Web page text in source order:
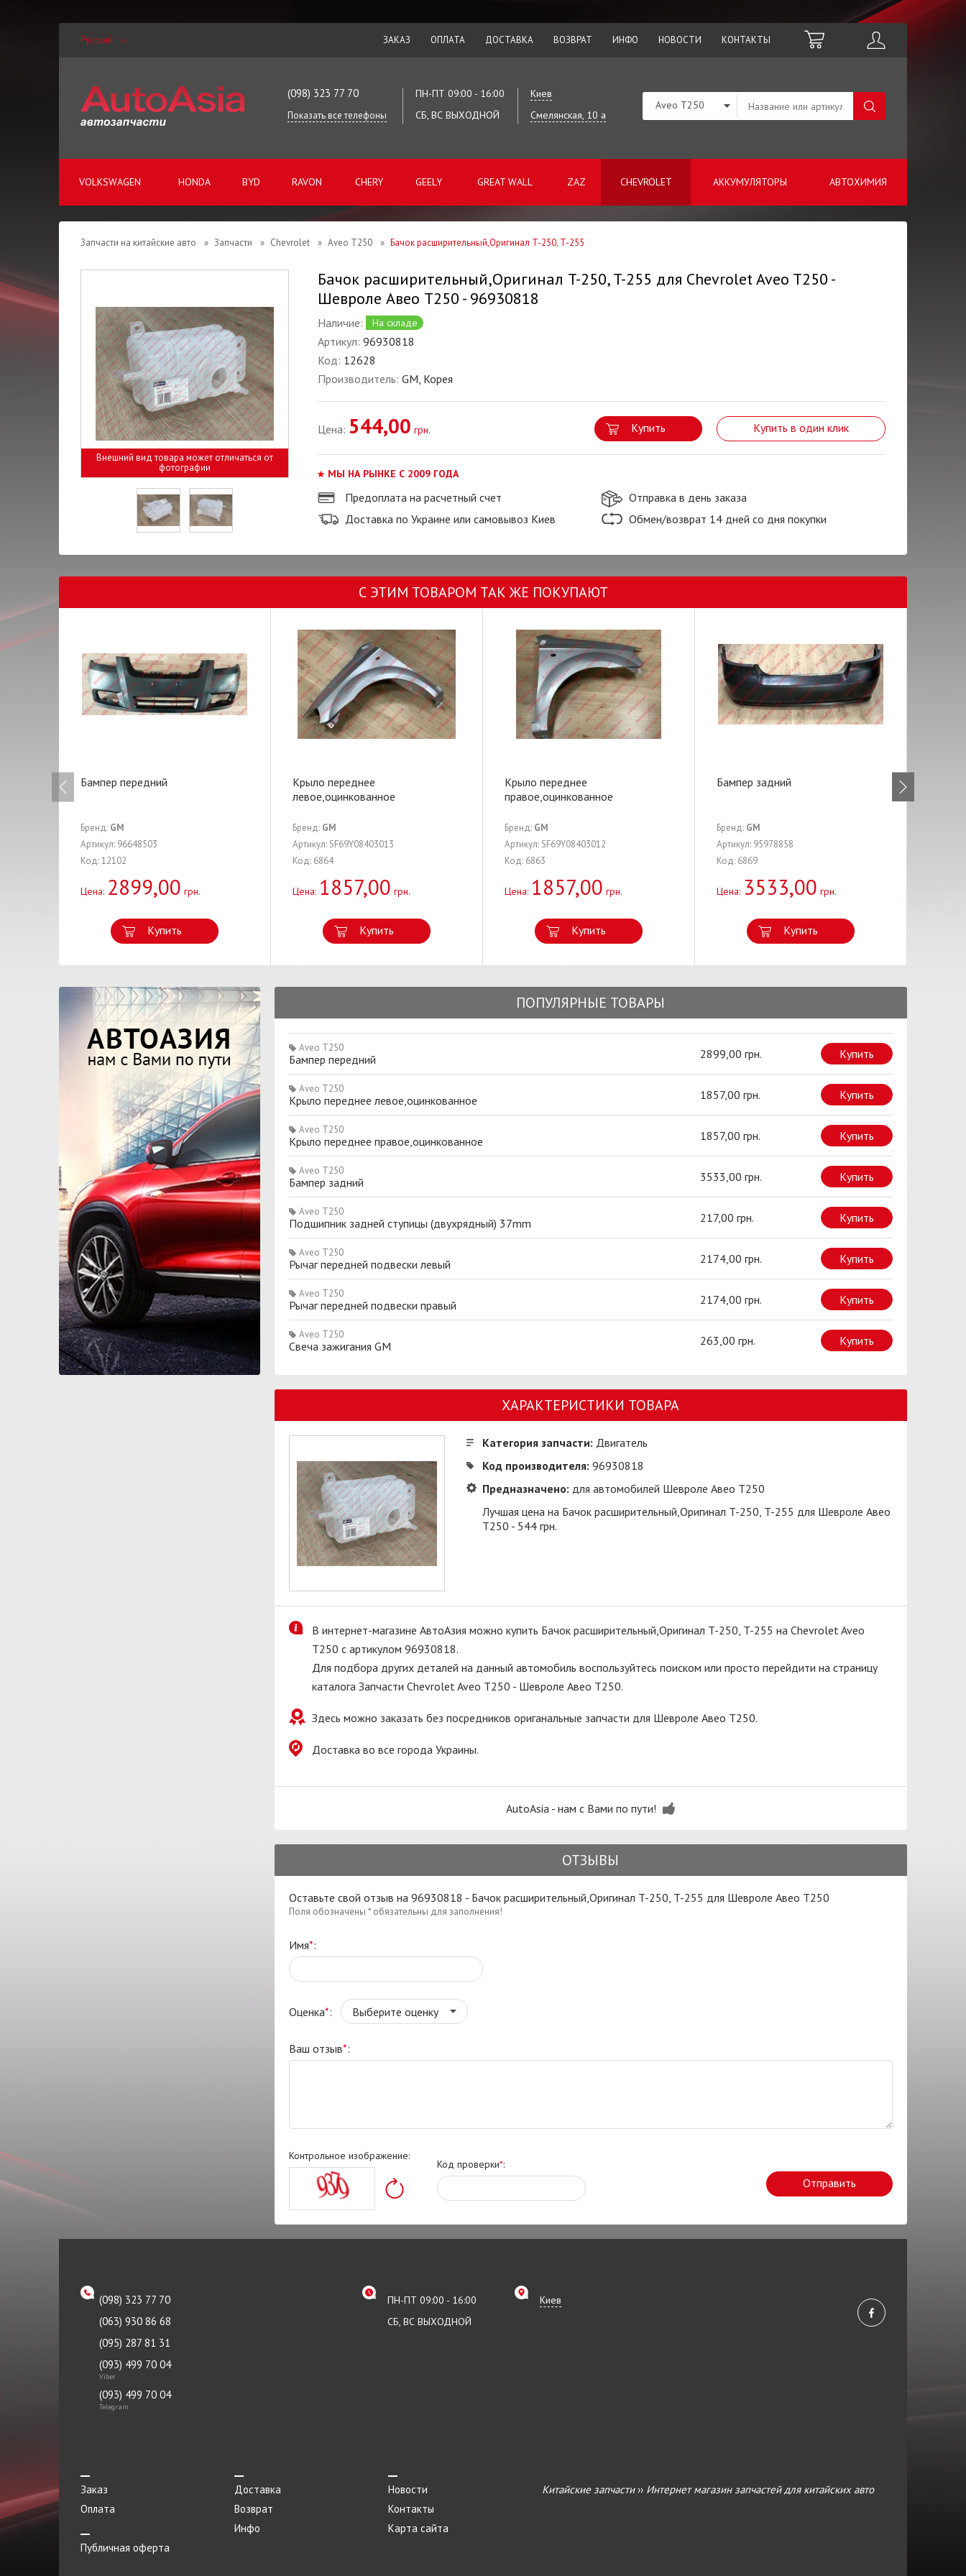
Русский ЗАКАЗ ОПЛАТА ДОСТАВКА ВОЗВРАТ ИНФО НОВОСТИ КОНТАКТЫ
(098) 323 77 70
Показать все телефоны
ПН-ПТ 09:00 - 16:00
СБ, ВС ВЫХОДНОЙ
Киев
Смелянская, 10 а
VOLKSWAGEN HONDA BYD RAVON CHERY GEELY GREAT WALL ZAZ CHEVROLET АККУМУЛЯТОРЫ АВТОХИМИЯ
Aveo T250
Запчасти на китайские авто » Запчасти » Chevrolet » Aveo T250 » Бачок расширительный,Оригинал T-250, T-255
Внешний вид товара может отличаться от
фотографии
Бачок расширительный,Оригинал T-250, T-255 для Chevrolet Aveo T250 -
Шевроле Авео Т250 - 96930818
Наличие: На складе
Артикул: 96930818
Код: 12628
Производитель: GM, Корея
Цена: 544,00 грн. Купить Купить в один клик
МЫ НА РЫНКЕ С 2009 ГОДА
Предоплата на расчетный счет
Отправка в день заказа
Доставка по Украине или самовывоз Киев
Обмен/возврат 14 дней со дня покупки
С ЭТИМ ТОВАРОМ ТАК ЖЕ ПОКУПАЮТ
Бампер передний
Бренд: GM
Артикул: 96648503
Код: 12102
Цена: 2899,00 грн.
Купить
Крыло переднее
левое,оцинкованное
Бренд: GM
Артикул: SF69Y08403013
Код: 6864
Цена: 1857,00 грн.
Купить
Крыло переднее
правое,оцинкованное
Бренд: GM
Артикул: SF69Y08403012
Код: 6863
Цена: 1857,00 грн.
Купить
Бампер задний
Бренд: GM
Артикул: 95978858
Код: 6869
Цена: 3533,00 грн.
Купить
ПОПУЛЯРНЫЕ ТОВАРЫ
Aveo T250
Бампер передний 2899,00 грн. Купить
Aveo T250
Крыло переднее левое,оцинкованное 1857,00 грн. Купить
Aveo T250
Крыло переднее правое,оцинкованное 1857,00 грн. Купить
Aveo T250
Бампер задний 3533,00 грн. Купить
Aveo T250
Подшипник задней ступицы (двухрядный) 37mm 217,00 грн. Купить
Aveo T250
Рычаг передней подвески левый 2174,00 грн. Купить
Aveo T250
Рычаг передней подвески правый 2174,00 грн. Купить
Aveo T250
Свеча зажигания GM 263,00 грн. Купить
ХАРАКТЕРИСТИКИ ТОВАРА
Категория запчасти: Двигатель
Код производителя: 96930818
Предназначено: для автомобилей Шевроле Авео Т250
Лучшая цена на Бачок расширительный,Оригинал T-250, T-255 для Шевроле Авео
Т250 - 544 грн.
В интернет-магазине АвтоАзия можно купить Бачок расширительный,Оригинал T-250, T-255 на Chevrolet Aveo
T250 с артикулом 96930818.
Для подбора других деталей на данный автомобиль воспользуйтесь поиском или просто перейдити на страницу
каталога Запчасти Chevrolet Aveo T250 - Шевроле Авео Т250.
Здесь можно заказать без посредников ориганальные запчасти для Шевроле Авео Т250.
Доставка во все города Украины.
AutoAsia - нам с Вами по пути!
ОТЗЫВЫ
Оставьте свой отзыв на 96930818 - Бачок расширительный,Оригинал T-250, T-255 для Шевроле Авео Т250
Поля обозначены * обязательны для заполнения!
Имя*:
Оценка*:
Ваш отзыв*:
Контрольное изображение:
Код проверки*:
Отправить
(098) 323 77 70
(063) 930 86 68
(095) 287 81 31
(093) 499 70 04
Viber
(093) 499 70 04
Telegram
ПН-ПТ 09:00 - 16:00
СБ, ВС ВЫХОДНОЙ
Киев
Заказ
Оплата
Доставка
Возврат
Инфо
Новости
Контакты
Карта сайта
Публичная оферта
Китайские запчасти›› Интернет магазин запчастей для китайских авто